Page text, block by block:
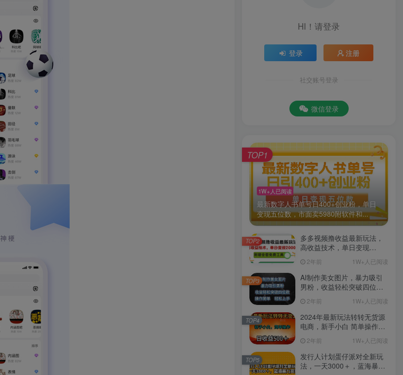
HI！请登录
登录 注册
社交账号登录
微信登录
1W+人已阅读
最新数字人书单号日400+创业粉，单日
变现五位数，市面卖5980附软件和...
TOP1
多多视频撸收益最新玩法，
高收益技术，单日变现
2年前 1W+人已阅读
TOP2
AI制作美女图片，暴力吸引
男粉，收益轻松突破四位
2年前 1W+人已阅读
TOP3
2024年最新玩法转转无货源
电商，新手小白 简单操作，
2年前 1W+人已阅读
TOP4
发行人计划蛋仔派对全新玩
法，一天3000＋，蓝海暴力
TOP5